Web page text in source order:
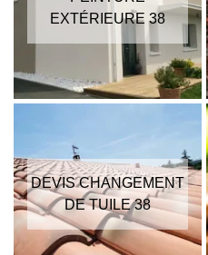
EXTÉRIEURE 38
DEVIS CHANGEMENT
DE TUILE 38